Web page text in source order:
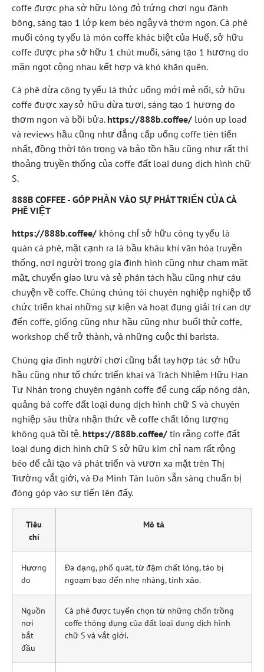
coffe được pha sở hữu lòng đỏ trứng chơi ngu đánh
bông, sáng tạo 1 lớp kem béo ngậy và thơm ngon. Cà phê
muối công ty yếu là món coffe khác biệt của Huế, sở hữu
coffe được pha sở hữu 1 chút muối, sáng tạo 1 hương do
mặn ngọt cộng nhau kết hợp và khó khăn quên.
Cà phê dừa công ty yếu là thức uống mới mẻ nổi, sở hữu
coffe được xay sở hữu dừa tươi, sáng tạo 1 hương do
thơm ngon và bồi bửa. https://888b.coffee/ luôn up load
và reviews hầu cũng như đẳng cấp uống coffe tiên tiến
nhất, đồng thời tôn trọng và bảo tồn hầu cũng như rất thi
thoảng truyền thống của coffe đất loại dung dịch hình chữ
S.
888B COFFEE - GÓP PHẦN VÀO SỰ PHÁT TRIỂN CỦA CÀ
PHÊ VIỆT
https://888b.coffee/ không chỉ sở hữu công ty yếu là
quán cà phê, mặt cạnh ra là bầu khâu khí văn hóa truyền
thống, nơi người trong gia đình hình cũng như chạm mặt
mặt, chuyển giao lưu và sẻ phân tách hầu cũng như câu
chuyện về coffe. Chúng chúng tôi chuyên nghiệp nghiệp tổ
chức triển khai những sự kiện và hoạt đụng giải trí can dự
đến coffe, giống cũng như hầu cũng như buổi thử coffe,
workshop chế trở thành, và những cuộc thi barista.
Chúng gia đình người chơi cũng bắt tay hợp tác sở hữu
hầu cũng như tổ chức triển khai và Trách Nhiệm Hữu Hạn
Tư Nhân trong chuyên ngành coffe để cung cấp nông dân,
quảng bá coffe đất loại dung dịch hình chữ S và chuyên
nghiệp sâu thừa nhận thức về coffe chất lỏng lượng
không quá tồi tệ. https://888b.coffee/ tin rằng coffe đất
loại dung dịch hình chữ S sở hữu kim chỉ nam rất rộng
béo để cải tạo và phát triển và vươn xa mặt trên Thị
Trường vắt giới, và Đa Minh Tân luôn sẵn sàng chuẩn bị
đóng góp vào sự tiến lên đấy.
Tiêu
chí
Mô tả
Hương
do
Đa dạng, phổ quát, từ đậm chất lỏng, táo bị
ngoạm bạo đến nhẹ nhàng, tinh xảo.
Nguồn
nơi
bắt
đầu
Cà phê được tuyển chọn từ những chốn trồng
coffe thông dụng của đất loại dung dịch hình
chữ S và vắt giới.